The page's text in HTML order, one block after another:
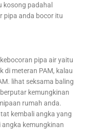
kosong padahal
pipa anda bocor itu
pipa air yaitu
di meteran PAM, kalau
lihat seksama baling
kemungkinan
rumah anda.
kembali angka yang
kemungkinan